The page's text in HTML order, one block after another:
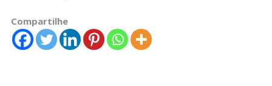
Compartilhe